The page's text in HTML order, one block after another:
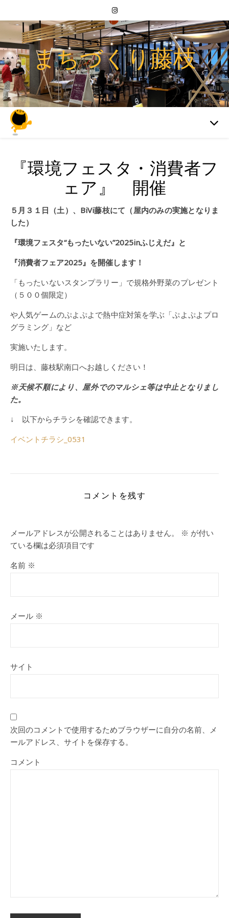
まちづくり藤枝
『環境フェスタ・消費者フ
ェア』 開催
５月３１日（土）、BiVi藤枝にて（屋内のみの実施となりま
した）
『環境フェスタ“もったいない”2025inふじえだ』と
『消費者フェア2025』を開催します！
「もったいないスタンプラリー」で規格外野菜のプレゼント
（５００個限定）
や人気ゲームのぷよぷよで熱中症対策を学ぶ「ぷよぷよプロ
グラミング」など
実施いたします。
明日は、藤枝駅南口へお越しください！
※天候不順により、屋外でのマルシェ等は中止となりまし
た。
↓ 以下からチラシを確認できます。
イベントチラシ_0531
コメントを残す
メールアドレスが公開されることはありません。 ※ が付い
ている欄は必須項目です
名前 ※
メール ※
サイト
次回のコメントで使用するためブラウザーに自分の名前、メ
ールアドレス、サイトを保存する。
コメント